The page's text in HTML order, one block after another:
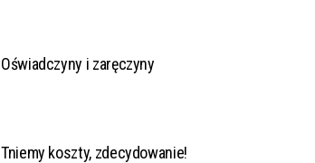
Oświadczyny i zaręczyny
Tniemy koszty, zdecydowanie!